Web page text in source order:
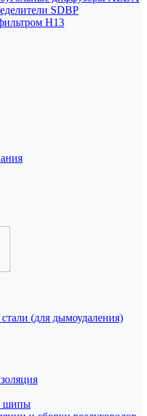
SDBP
Н13
(для дымоудаления)
шипы